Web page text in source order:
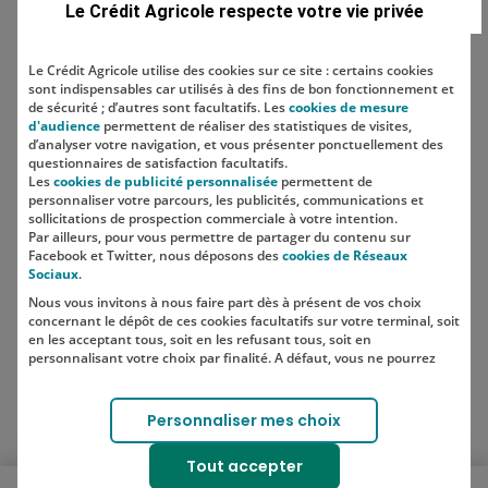
Localisation
SUIVEZ-NOUS SUR LES RÉSEAUX
SOCIAUX
Lien vers le compte Instagram
Lien vers le compte TikTok
Le Crédit Agricole respecte votre vie privée
Le Crédit Agricole utilise des cookies sur ce site : certains cookies
sont indispensables car utilisés à des fins de bon fonctionnement et
de sécurité ; d’autres sont facultatifs. Lescookies de mesure
d'audience permettent de réaliser des statistiques de visites,
d’analyser votre navigation, et vous présenter ponctuellement des
questionnaires de satisfaction facultatifs.
Lescookies de publicité personnalisée permettent de
personnaliser votre parcours, les publicités, communications et
sollicitations de prospection commerciale à votre intention.
Par ailleurs, pour vous permettre de partager du contenu sur
Facebook et Twitter, nous déposons descookies de Réseaux
Sociaux.
Nous vous invitons à nous faire part dès à présent de vos choix
concernant le dépôt de ces cookies facultatifs sur votre terminal, soit
en les acceptant tous, soit en les refusant tous, soit en
personnalisant votre choix par finalité. A défaut, vous ne pourrez
Votre choix est libre et peut être modifié à tout moment, en cliquant
sur le lien "Cookies", en bas de page.
Pour en savoir plus sur les responsables de traitement et les
finalités, cliquez sur "Personnaliser mes choix".
Personnaliser mes choix
Tout accepter